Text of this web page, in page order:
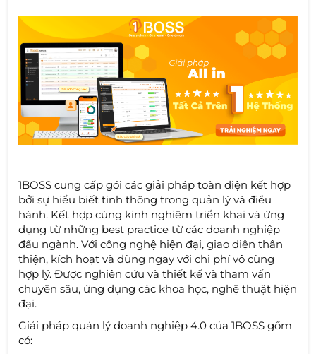
1BOSS cung cấp gói các giải pháp toàn diện kết hợp
bởi sự hiểu biết tinh thông trong quản lý và điều
hành. Kết hợp cùng kinh nghiệm triển khai và ứng
dụng từ những best practice từ các doanh nghiệp
đầu ngành. Với công nghệ hiện đại, giao diện thân
thiện, kích hoạt và dùng ngay với chi phí vô cùng
hợp lý. Được nghiên cứu và thiết kế và tham vấn
chuyên sâu, ứng dụng các khoa học, nghệ thuật hiện
đại.
Giải pháp quản lý doanh nghiệp 4.0 của 1BOSS gồm
có: